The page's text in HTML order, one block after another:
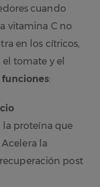
cuando
vitamina C no
en los cítricos,
tomate y el
:
la proteína que
la
post